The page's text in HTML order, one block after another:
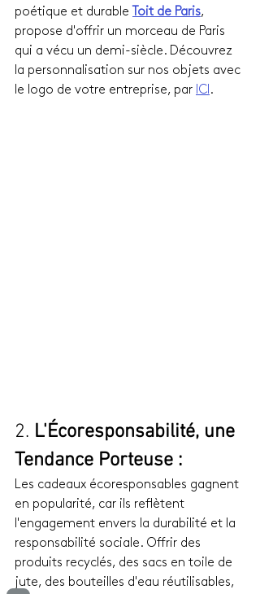
poétique et durable
Toit de Paris,
propose d'offrir un morceau de Paris
qui a vécu un demi-siècle. Découvrez
la personnalisation sur nos objets avec
le logo de votre entreprise, par ICI .
2. L'Écoresponsabilité, une
Tendance Porteuse :
Les cadeaux écoresponsables gagnent
en popularité, car ils reflètent
l'engagement envers la durabilité et la
responsabilité sociale. Offrir des
produits recyclés, des sacs en toile de
jute, des bouteilles d'eau réutilisables,